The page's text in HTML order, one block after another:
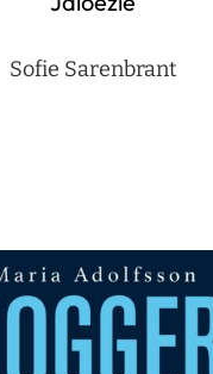
Sofie Sarenbrant